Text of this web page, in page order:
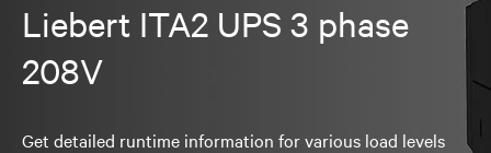
Liebert ITA2 UPS 3 phase
208V
Get detailed runtime information for various load levels